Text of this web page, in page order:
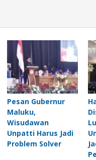
Pesan Gubernur
Maluku,
Wisudawan
Unpatti Harus Jadi
Problem Solver